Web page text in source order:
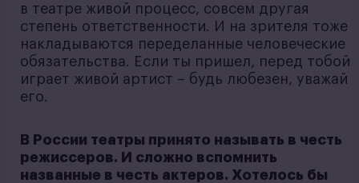
в театре живой процесс, совсем другая
степень ответственности. И на зрителя тоже
накладываются переделанные человеческие
обязательства. Если ты пришел, перед тобой
играет живой артист – будь любезен, уважай
его.
В России театры принято называть в честь
режиссеров. И сложно вспомнить
названные в честь актеров. Хотелось бы